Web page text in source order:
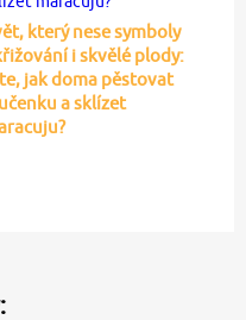
který nese symboly
i skvělé plody:
jak doma pěstovat
a sklízet